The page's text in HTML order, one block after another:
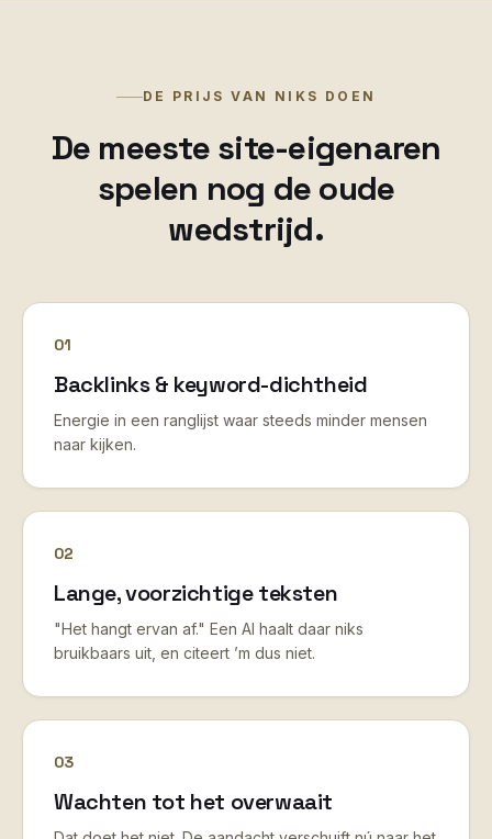
DE PRIJS VAN NIKS DOEN
De meeste site-eigenaren
spelen nog de oude
wedstrijd.
01
Backlinks & keyword-dichtheid
Energie in een ranglijst waar steeds minder mensen
naar kijken.
02
Lange, voorzichtige teksten
"Het hangt ervan af." Een AI haalt daar niks
bruikbaars uit, en citeert ’m dus niet.
03
Wachten tot het overwaait